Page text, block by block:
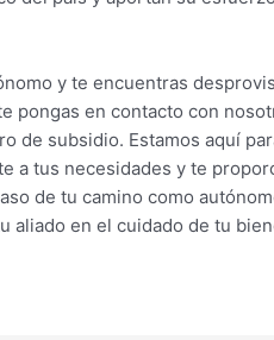
y te encuentras
pongas en contacto con
de subsidio. Estamos aquí
a tus necesidades y te
de tu camino como
aliado en el cuidado de tu